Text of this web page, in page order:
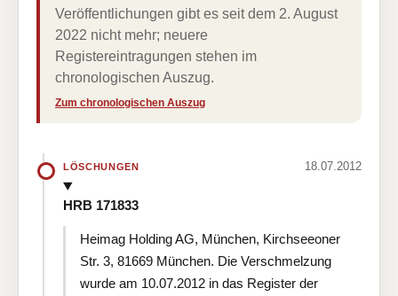
Veröffentlichungen gibt es seit dem 2. August
2022 nicht mehr; neuere
Registereintragungen stehen im
chronologischen Auszug.
Zum chronologischen Auszug
LÖSCHUNGEN 18.07.2012
HRB 171833
Heimag Holding AG, München, Kirchseeoner
Str. 3, 81669 München. Die Verschmelzung
wurde am 10.07.2012 in das Register der